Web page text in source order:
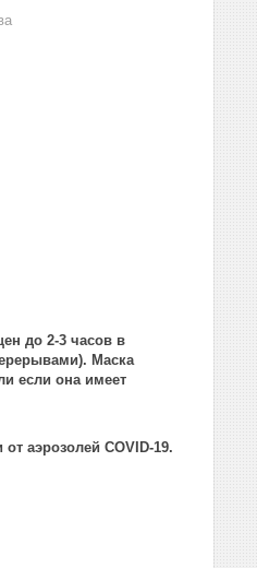
до 2-3 часов в
Маска
если она имеет
аэрозолей COVID-19.